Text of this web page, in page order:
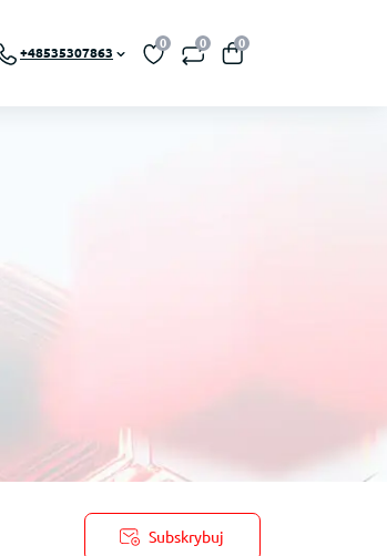
+48535307863
0 0 0
Subskrybuj